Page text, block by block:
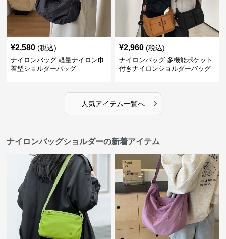
¥2,580 (税込)
ナイロンバッグ 軽量ナイロン巾
着型ショルダーバッグ
¥2,960 (税込)
ナイロンバッグ 多機能ポケット
付きナイロンショルダーバッグ
人気アイテム一覧へ ›
ナイロンバッグショルダーの新着アイテム